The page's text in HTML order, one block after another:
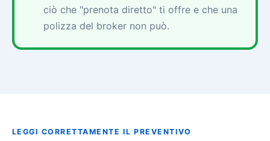
ciò che "prenota diretto" ti offre e che una
polizza del broker non può.
LEGGI CORRETTAMENTE IL PREVENTIVO